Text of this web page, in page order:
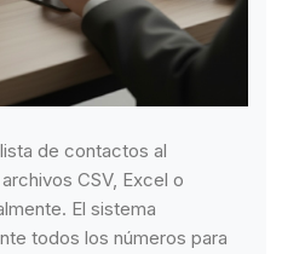
de contactos al
CSV, Excel o
El sistema
todos los números para